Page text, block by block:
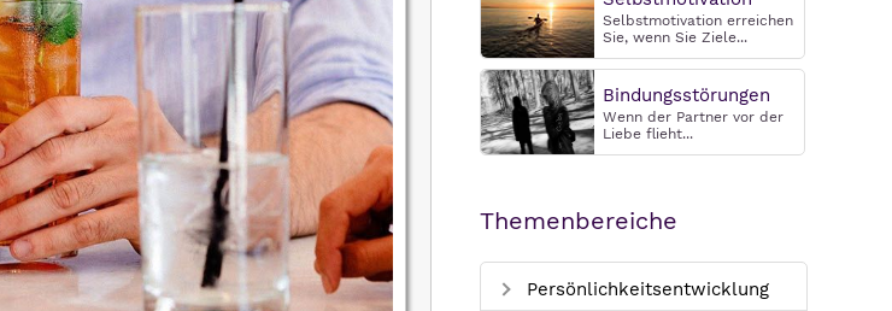
Selbstmotivation erreichen
Sie, wenn Sie Ziele...
Bindungsstörungen
Wenn der Partner vor der
Liebe flieht...
Themenbereiche
Persönlichkeitsentwicklung